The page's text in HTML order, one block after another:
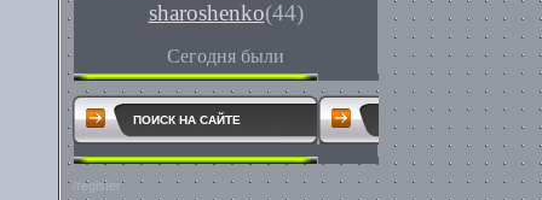
sharoshenko(44)
Сегодня были
ПОИСК НА САЙТЕ
/register